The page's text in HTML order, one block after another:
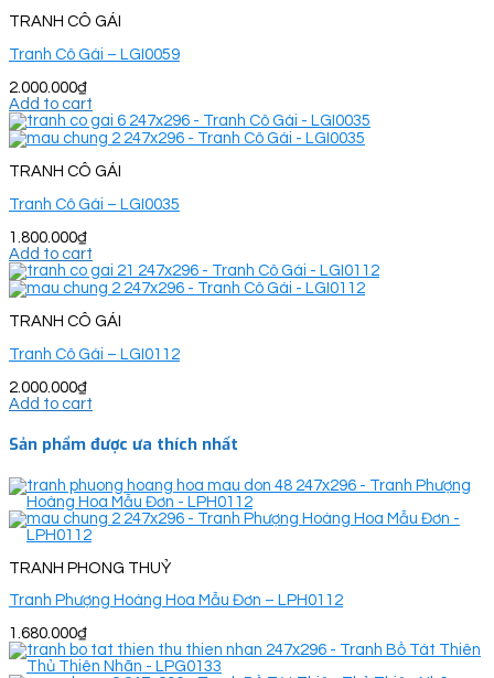
TRANH CÔ GÁI
Tranh Cô Gái – LGI0059
2.000.000₫
Add to cart
TRANH CÔ GÁI
Tranh Cô Gái – LGI0035
1.800.000₫
Add to cart
TRANH CÔ GÁI
Tranh Cô Gái – LGI0112
2.000.000₫
Add to cart
Sản phẩm được ưa thích nhất
TRANH PHONG THUỶ
Tranh Phượng Hoàng Hoa Mẫu Đơn – LPH0112
1.680.000₫